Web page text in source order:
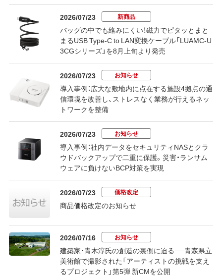
2026/07/23 新商品
バッグの中でも絡みにくい！磁力でピタッとまと
まるUSB Type-C to LAN変換ケーブル「LUAMC-U
3CGシリーズ」を8月上旬より発売
2026/07/23 お知らせ
導入事例：広大な敷地内に点在する施設4拠点の通
信環境を改善し、ストレスなく業務が行えるネッ
トワークを整備
2026/07/23 お知らせ
導入事例：社内データをセキュリティNASとクラ
ウドバックアップで二重に保護。災害・ランサム
ウェアに負けないBCP対策を実現
2026/07/23 価格改定
商品価格改定のお知らせ
2026/07/16 お知らせ
建築家・青木淳氏の創造の裏側に迫る──青森県立
美術館で撮影された「アーティストの挑戦を支え
るプロジェクト」第5弾 新CMを公開